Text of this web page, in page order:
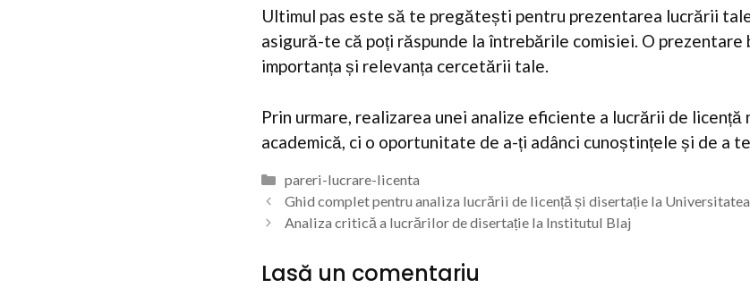
Ultimul pas este să te pregătești pentru prezentarea lucrării
asigură-te că poți răspunde la întrebările comisiei. O
importanța și relevanța cercetării tale.
Prin urmare, realizarea unei analize eficiente a lucrării de licență
academică, ci o oportunitate de a-ți adânci cunoștințele și de a
Categorii
pareri-lucrare-licenta
Ghid complet pentru analiza lucrării de licență și disertație la
Analiza critică a lucrărilor de disertație la Institutul Blaj
Lasă un comentariu